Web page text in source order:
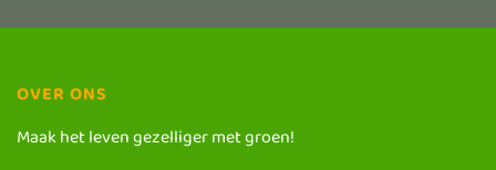
OVER ONS
Maak het leven gezelliger met groen!